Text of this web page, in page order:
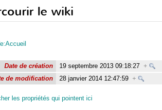
le wiki
Date de création 19 septembre 2013 09:18:27 +
de modification
28 janvier 2014 12:47:59 +
les propriétés qui pointent ici